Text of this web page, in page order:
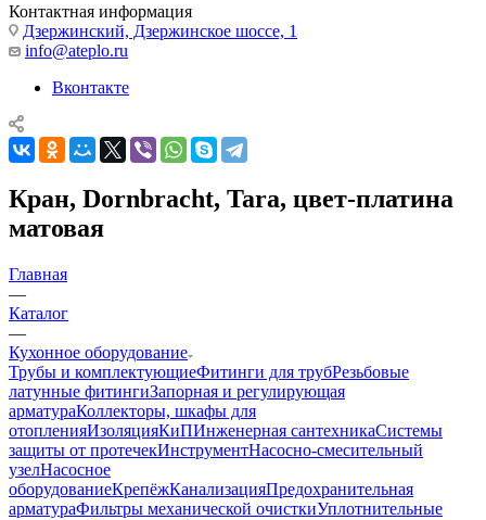
Контактная информация
Дзержинский, Дзержинское шоссе, 1
info@ateplo.ru
Вконтакте
Кран, Dornbracht, Tara, цвет-платина
матовая
Главная
—
Каталог
—
Кухонное оборудование
Трубы и комплектующиеФитинги для трубРезьбовые
латунные фитингиЗапорная и регулирующая
арматураКоллекторы, шкафы для
отопленияИзоляцияКиПИнженерная сантехникаСистемы
защиты от протечекИнструментНасосно-смесительный
узелНасосное
оборудованиеКрепёжКанализацияПредохранительная
арматураФильтры механической очисткиУплотнительные